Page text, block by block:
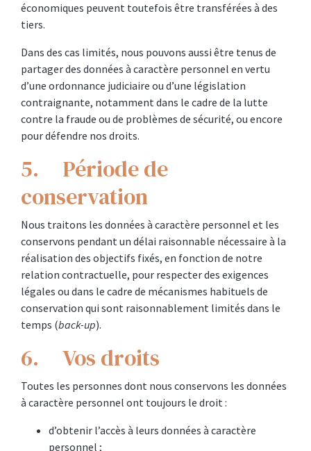
économiques peuvent toutefois être transférées à des
tiers.
Dans des cas limités, nous pouvons aussi être tenus de
partager des données à caractère personnel en vertu
d’une ordonnance judiciaire ou d’une législation
contraignante, notamment dans le cadre de la lutte
contre la fraude ou de problèmes de sécurité, ou encore
pour défendre nos droits.
5. Période de
conservation
Nous traitons les données à caractère personnel et les
conservons pendant un délai raisonnable nécessaire à la
réalisation des objectifs fixés, en fonction de notre
relation contractuelle, pour respecter des exigences
légales ou dans le cadre de mécanismes habituels de
conservation qui sont raisonnablement limités dans le
temps (back-up).
6. Vos droits
Toutes les personnes dont nous conservons les données
à caractère personnel ont toujours le droit :
d’obtenir l’accès à leurs données à caractère
personnel ;